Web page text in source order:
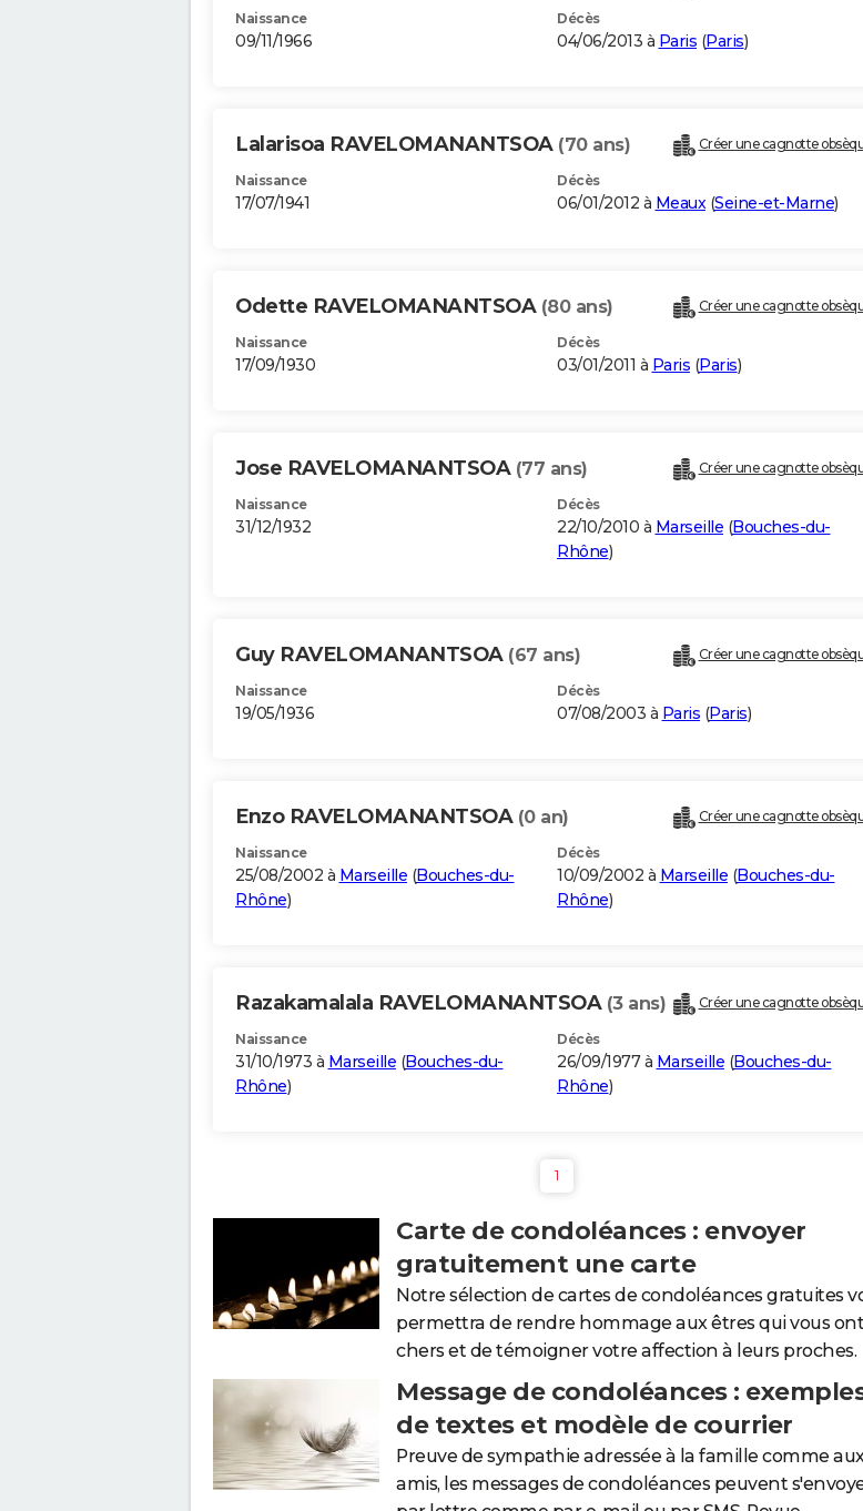
Naissance
09/11/1966
Décès
04/06/2013 à Paris (Paris)
Lalarisoa RAVELOMANANTSOA (70 ans) Créer une cagnotte
Naissance
17/07/1941
Décès
06/01/2012 à Meaux(Seine-et-Marne)
Odette RAVELOMANANTSOA (80 ans) Créer une cagnotte
Naissance
17/09/1930
Décès
03/01/2011 à Paris (Paris)
Jose RAVELOMANANTSOA (77 ans) Créer une cagnotte
Naissance
31/12/1932
Décès
22/10/2010 à Marseille (Bouches-du-
Rhône)
Guy RAVELOMANANTSOA (67 ans) Créer une cagnotte
Naissance
19/05/1936
Décès
07/08/2003 à Paris (Paris)
Enzo RAVELOMANANTSOA (0 an) Créer une cagnotte
Naissance
25/08/2002 à Marseille (Bouches-du-
Rhône)
Décès
10/09/2002 à Marseille (Bouches-du-
Rhône)
Razakamalala RAVELOMANANTSOA (3 ans) Créer une cagnotte
Naissance
31/10/1973 à Marseille (Bouches-du-
Rhône)
Décès
26/09/1977 à Marseille (Bouches-du-
Rhône)
1
Carte de condoléances : envoyer
gratuitement une carte
Notre sélection de cartes de condoléances gratuites
permettra de rendre hommage aux êtres qui vous
chers et de témoigner votre affection à leurs proches.
Message de condoléances :
de textes et modèle de courrier
Preuve de sympathie adressée à la famille comme
amis, les messages de condoléances peuvent